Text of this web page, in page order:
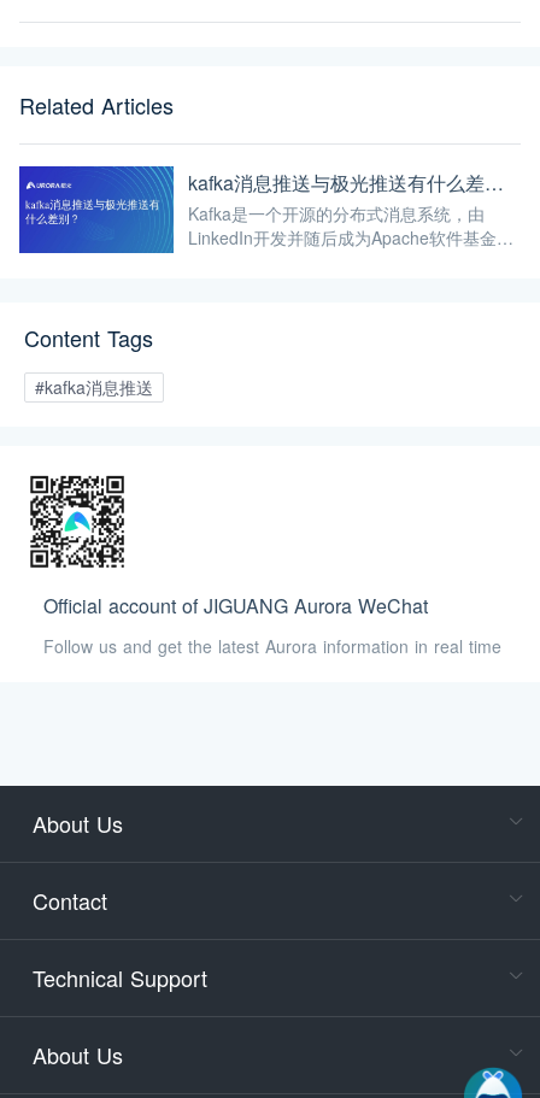
Related Articles
kafka消息推送与极光推送有什么差别？
Kafka是一个开源的分布式消息系统，由
LinkedIn开发并随后成为Apache软件基金会
Content Tags
#kafka消息推送
Official account of JIGUANG Aurora WeChat
Follow us and get the latest Aurora information in real time
About Us
Contact
Technical Support
About Us
days)
9:30-